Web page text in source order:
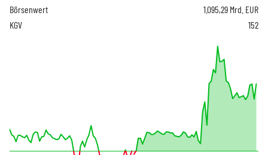
Börsenwert
1.095,29 Mrd. EUR
KGV
152